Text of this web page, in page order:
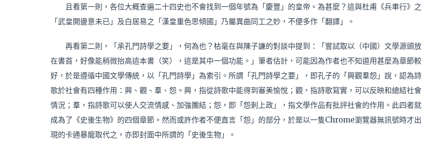
且看第一則，各位大概查遍二十四史也不會找到一個年號為「慶豐」的皇帝。為甚麼？這與杜甫《兵車行》之
「武皇開邊意未已」及白居易之「漢皇重色思傾國」乃屬異曲同工之妙，不便多作「翻譯」。
再看第二則，「承孔門詩學之要」，何為也？枯毫在與陳子謙的對談中提到：「嘗試取以（中國）文學源頭放
在書首，好像能稍微抬高這本書（笑），這是其中一個功能。」筆者估計，可能因為作者也不知道用甚麼為章節較
好，於是遵循中國文學傳統，以「孔門詩學」為索引。所謂「孔門詩學之要」，即孔子的「興觀羣怨」說，認為詩
歌於社會有四種作用：興、觀、羣、怨。興，指從詩歌中能得到審美愉悅；觀，指詩歌寫實，可以反映和總結社會
情況；羣，指詩歌可以使人交流情感、加強團結；怨，即「怨刺上政」，指文學作品有批評社會的作用。此四者就
成為了《史後生物》的四個章節。然而或許作者不便直言「怨」的部分，於是以一隻Chrome瀏覽器無訊號時才出
現的卡通暴龍取代之，亦即封面中所謂的「史後生物」。